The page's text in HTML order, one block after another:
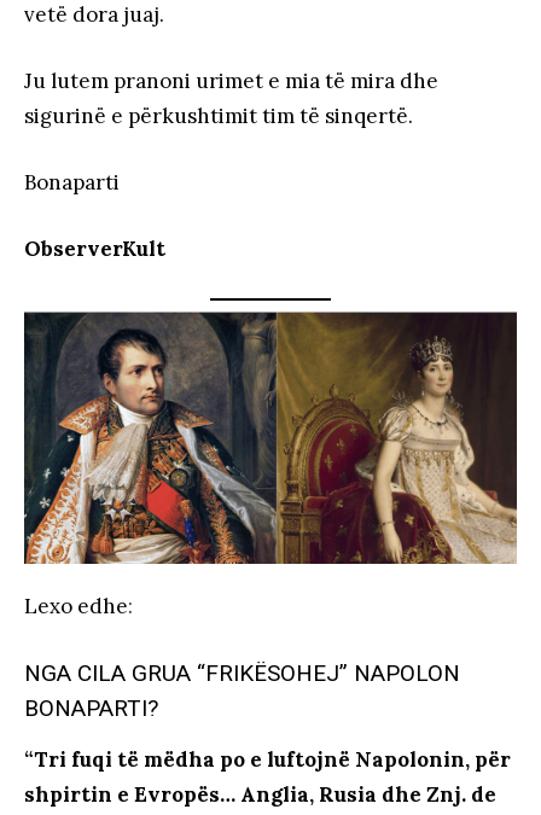
vetë dora juaj.
Ju lutem pranoni urimet e mia të mira dhe
sigurinë e përkushtimit tim të sinqertë.
Bonaparti
ObserverKult
Lexo edhe:
NGA CILA GRUA “FRIKËSOHEJ” NAPOLON
BONAPARTI?
“Tri fuqi të mëdha po e luftojnë Napolonin, për
shpirtin e Evropës… Anglia, Rusia dhe Znj. de